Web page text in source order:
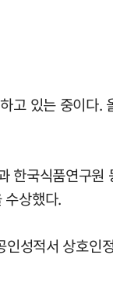
고 있는 중이다
한국식품연구
수상했다.
성적서 상호인